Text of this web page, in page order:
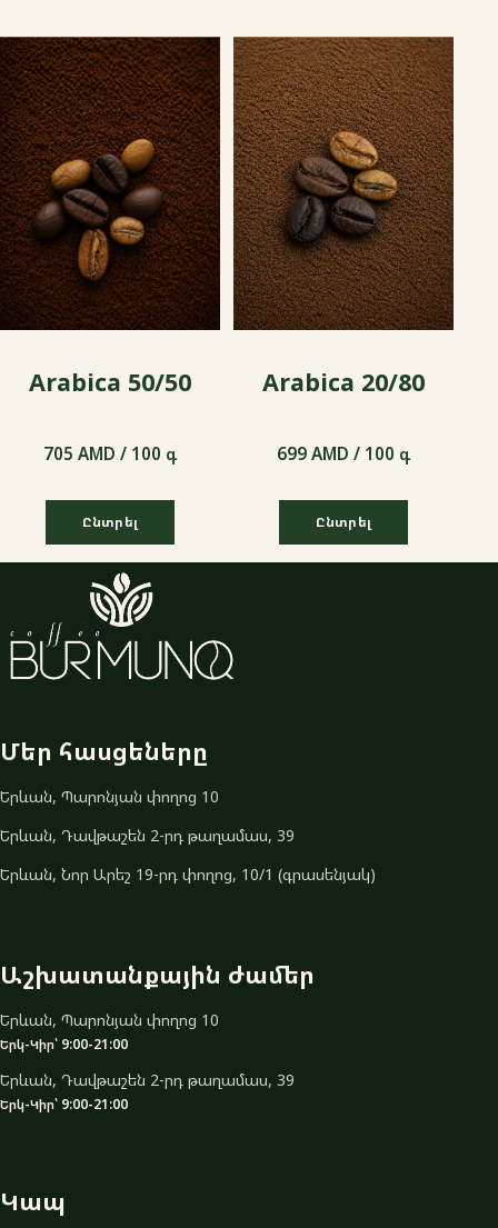
Arabica 50/50
705 AMD / 100 գ
Ընտրել
705 AMD / 100 գ
Arabica 20/80
699 AMD / 100 գ
Ընտրել
699 AMD / 100 գ
Մեր հասցեները
Երևան, Պարոնյան փողոց 10
Երևան, Դավթաշեն 2-րդ թաղամաս, 39
Երևան, Նոր Արեշ 19-րդ փողոց, 10/1 (գրասենյակ)
Աշխատանքային ժամեր
Երևան, Պարոնյան փողոց 10
Երկ-Կիր՝ 9:00-21:00
Երևան, Դավթաշեն 2-րդ թաղամաս, 39
Երկ-Կիր՝ 9:00-21:00
Կապ